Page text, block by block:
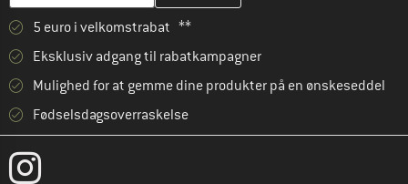
5 euro i velkomstrabat **
Eksklusiv adgang til rabatkampagner
Mulighed for at gemme dine produkter på en ønskeseddel
Fødselsdagsoverraskelse